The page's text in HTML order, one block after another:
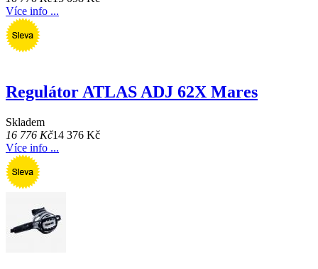
Více info ...
Regulátor ATLAS ADJ 62X Mares
Skladem
16 776 Kč14 376 Kč
Více info ...